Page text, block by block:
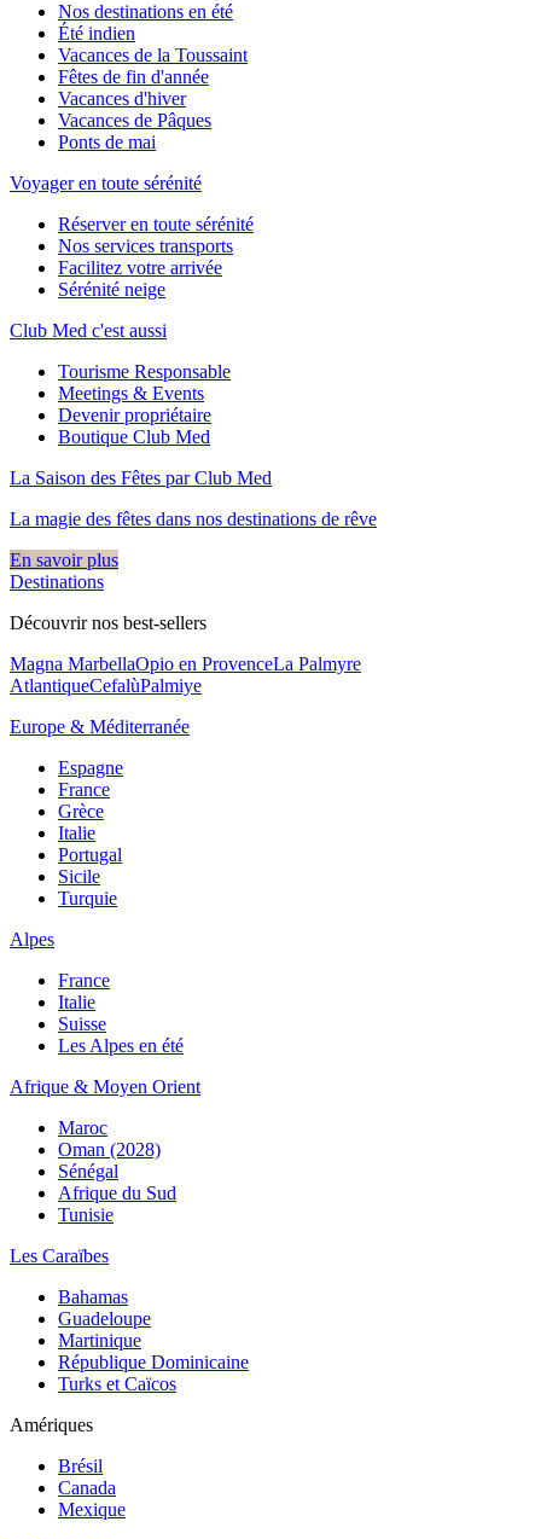
Nos destinations en été
Été indien
Vacances de la Toussaint
Fêtes de fin d'année
Vacances d'hiver
Vacances de Pâques
Ponts de mai
Voyager en toute sérénité
Réserver en toute sérénité
Nos services transports
Facilitez votre arrivée
Sérénité neige
Club Med c'est aussi
Tourisme Responsable
Meetings & Events
Devenir propriétaire
Boutique Club Med
La Saison des Fêtes par Club Med
La magie des fêtes dans nos destinations de rêve​
En savoir plus
Destinations
Découvrir nos best-sellers
Magna MarbellaOpio en ProvenceLa Palmyre
AtlantiqueCefalùPalmiye
Europe & Méditerranée
Espagne
France
Grèce
Italie
Portugal
Sicile
Turquie
Alpes
France
Italie
Suisse
Les Alpes en été
Afrique & Moyen Orient
Maroc
Oman (2028)
Sénégal
Afrique du Sud
Tunisie
Les Caraïbes
Bahamas
Guadeloupe
Martinique
République Dominicaine
Turks et Caïcos
Amériques
Brésil
Canada
Mexique